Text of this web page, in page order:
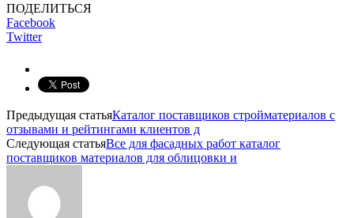
ПОДЕЛИТЬСЯ
Facebook
Twitter
Предыдущая статьяКаталог поставщиков стройматериалов с
отзывами и рейтингами клиентов д
Следующая статьяВсе для фасадных работ каталог
поставщиков материалов для облицовки и